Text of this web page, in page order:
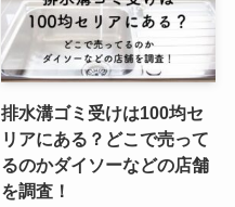
排水溝ゴミ受けは100均セ
リアにある？どこで売って
るのかダイソーなどの店舗
を調査！